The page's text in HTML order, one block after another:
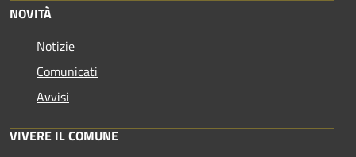
NOVITÀ
Notizie
Comunicati
Avvisi
VIVERE IL COMUNE